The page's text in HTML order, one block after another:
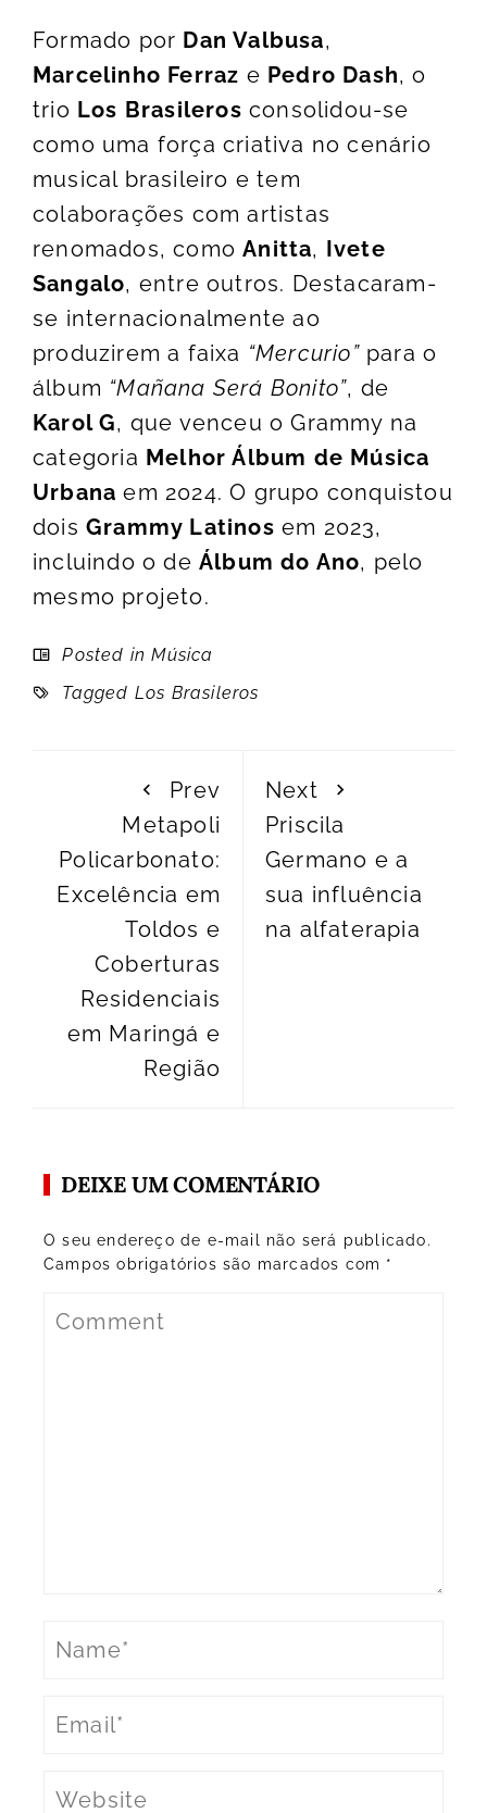
Formado por Dan Valbusa,
Marcelinho Ferraz e Pedro Dash, o
trio Los Brasileros consolidou-se
como uma força criativa no cenário
musical brasileiro e tem
colaborações com artistas
renomados, comoAnitta, Ivete
Sangalo, entre outros. Destacaram-
se internacionalmente ao
produzirem a faixa “Mercurio”para o
álbum “Mañana Será Bonito”, de
Karol G, que venceu o Grammy na
categoria Melhor Álbum de Música
Urbana em 2024. O grupo conquistou
dois Grammy Latinos em 2023,
incluindo o de Álbum do Ano, pelo
mesmo projeto.
Posted inMúsica
Tagged Los Brasileros
Prev
Metapoli
Policarbonato:
Excelência em
Toldos e
Coberturas
Residenciais
em Maringá e
Região
Next
Priscila
Germano e a
sua influência
na alfaterapia
DEIXE UM COMENTÁRIO
O seu endereço de e-mail não será publicado.
Campos obrigatórios são marcados com *